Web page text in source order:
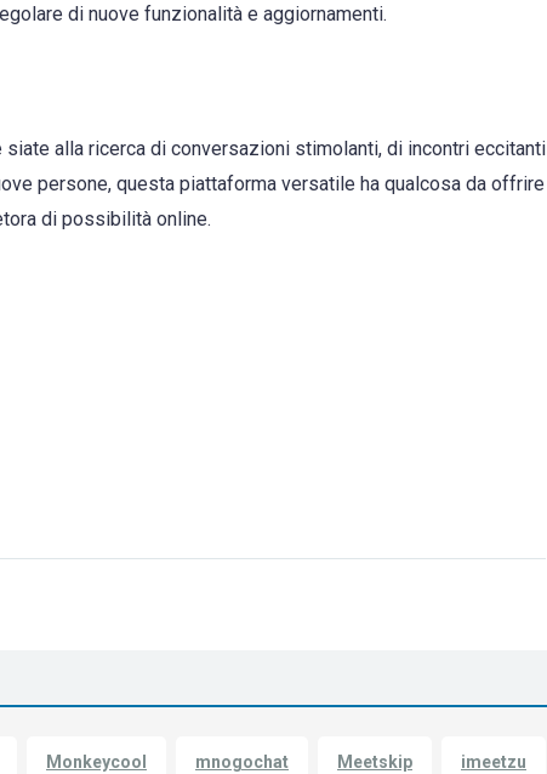
di nuove funzionalità e aggiornamenti.
alla ricerca di conversazioni stimolanti, di incontri eccitanti
persone, questa piattaforma versatile ha qualcosa da offrire
di possibilità online.
Monkeycool mnogochat Meetskip imeetzu